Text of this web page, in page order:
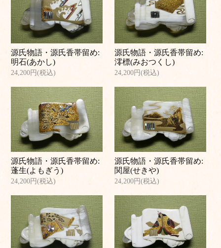
源氏物語・源氏香帯留め:
明石(あかし)
24,200円(税込)
源氏物語・源氏香帯留め:
澪標(みおつくし)
24,200円(税込)
源氏物語・源氏香帯留め:
蓬生(よもぎう)
24,200円(税込)
源氏物語・源氏香帯留め:
関屋(せきや)
24,200円(税込)